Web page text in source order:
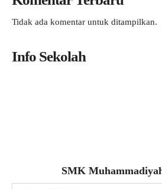
Tidak ada komentar untuk ditampilkan.
Info Sekolah
SMK